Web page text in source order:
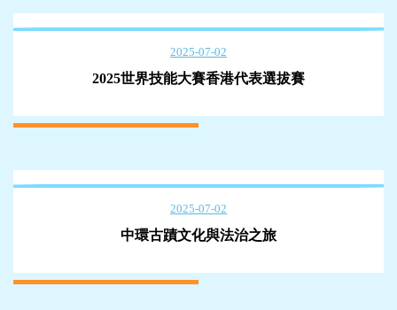
2025-07-02
2025世界技能大賽香港代表選拔賽
2025-07-02
中環古蹟文化與法治之旅